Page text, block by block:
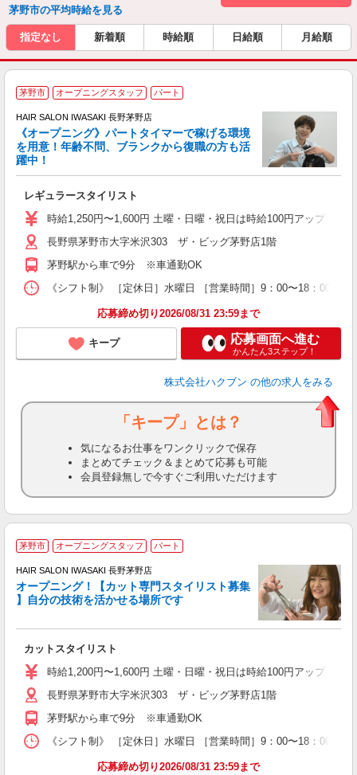
茅野市の平均時給を見る
指定なし 新着順 時給順 日給順 月給順
茅野市 オープニングスタッフ パート
HAIR SALON IWASAKI 長野茅野店
《オープニング》パートタイマーで稼げる環境
を用意！年齢不問、ブランクから復職の方も活
躍中！
レギュラースタイリスト
時給1,250円〜1,600円 土曜・日曜・祝日は時給100円アップ ※資
長野県茅野市大字米沢303 ザ・ビッグ茅野店1階
茅野駅から車で9分 ※車通勤OK
《シフト制》 ［定休日］水曜日 ［営業時間］9：00〜18：00 ●
応募締め切り2026/08/31 23:59まで
キープ 応募画面へ進む
かんたん3ステップ！
株式会社ハクブン の他の求人をみる
「キープ」とは？
気になるお仕事をワンクリックで保存
まとめてチェック＆まとめて応募も可能
会員登録無しで今すぐご利用いただけます
茅野市 オープニングスタッフ パート
HAIR SALON IWASAKI 長野茅野店
オープニング！【カット専門スタイリスト募集
】自分の技術を活かせる場所です
カットスタイリスト
時給1,200円〜1,600円 土曜・日曜・祝日は時給100円アップ ※資
長野県茅野市大字米沢303 ザ・ビッグ茅野店1階
茅野駅から車で9分 ※車通勤OK
《シフト制》 ［定休日］水曜日 ［営業時間］9：00〜18：00
応募締め切り2026/08/31 23:59まで